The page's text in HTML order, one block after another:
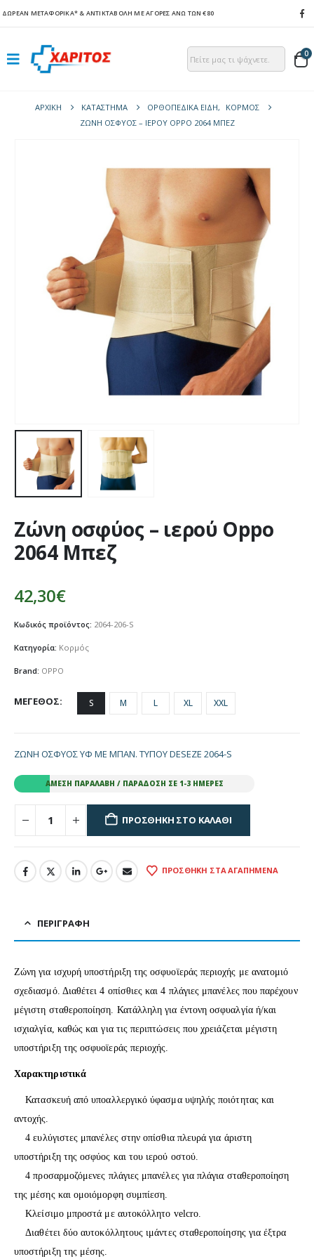
ΔΩΡΕΑΝ ΜΕΤΑΦΟΡΙΚΑ* & ΑΝΤΙΚΤΑΒΟΛΗ ΜΕ ΑΓΟΡΕΣ ΑΝΩ ΤΩΝ €80
0
ΑΡΧΙΚΉ ΚΑΤΆΣΤΗΜΑ ΟΡΘΟΠΕΔΙΚΑ ΕΙΔΗ,
ΚΟΡΜΌΣ
ΖΏΝΗ ΟΣΦΎΟΣ – ΙΕΡΟΎ OPPO 2064 ΜΠΕΖ
Ζώνη οσφύος – ιερού Oppo
2064 Μπεζ
42,30€
Κωδικός προϊόντος: 2064-206-S
Κατηγορία: Κορμός
Brand: OPPO
ΜΕΓΕΘΟΣ S M L XL XXL
ΖΩΝΗ ΟΣΦΥΟΣ ΥΦ ΜΕ ΜΠΑΝ. ΤΥΠΟΥ DESEZE 2064-S
ΆΜΕΣΗ ΠΑΡΑΛΑΒΉ / ΠΑΡΆΔΟΣΗ ΣΕ 1-3 ΗΜΈΡΕΣ
ΠΡΟΣΘΉΚΗ ΣΤΟ ΚΑΛΆΘΙ
ΠΡΟΣΘΉΚΗ ΣΤΑ ΑΓΑΠΗΜΈΝΑ
ΠΕΡΙΓΡΑΦΉ
Ζώνη για ισχυρή υποστήριξη της οσφυοϊεράς περιοχής με ανατομιό
σχεδιασμό. Διαθέτει 4 οπίσθιες και 4 πλάγιες μπανέλες που παρέχουν
μέγιστη σταθεροποίηση. Κατάλληλη για έντονη οσφυαλγία ή/και
ισχιαλγία, καθώς και για τις περιπτώσεις που χρειάζεται μέγιστη
υποστήριξη της οσφυοϊεράς περιοχής.
Χαρακτηριστικά
Κατασκευή από υποαλλεργικό ύφασμα υψηλής ποιότητας και
αντοχής.
4 ευλύγιστες μπανέλες στην οπίσθια πλευρά για άριστη
υποστήριξη της οσφύος και του ιερού οστού.
4 προσαρμοζόμενες πλάγιες μπανέλες για πλάγια σταθεροποίηση
της μέσης και ομοιόμορφη συμπίεση.
Κλείσιμο μπροστά με αυτοκόλλητο velcro.
Διαθέτει δύο αυτοκόλλητους ιμάντες σταθεροποίησης για έξτρα
υποστήριξη της μέσης.